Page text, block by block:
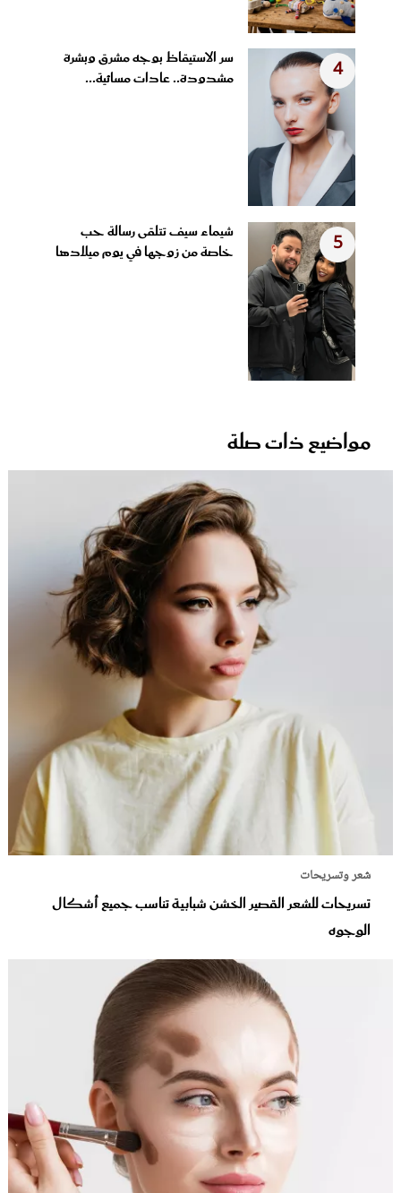
4
سر الاستيقاظ بوجه مشرق وبشرة
مشدودة.. عادات مسائية...
5
شيماء سيف تتلقى رسالة حب
خاصة من زوجها في يوم ميلادها
مواضيع ذات صلة
شعر وتسريحات
تسريحات للشعر القصير الخشن شبابية تناسب جميع أشكال
الوجوه